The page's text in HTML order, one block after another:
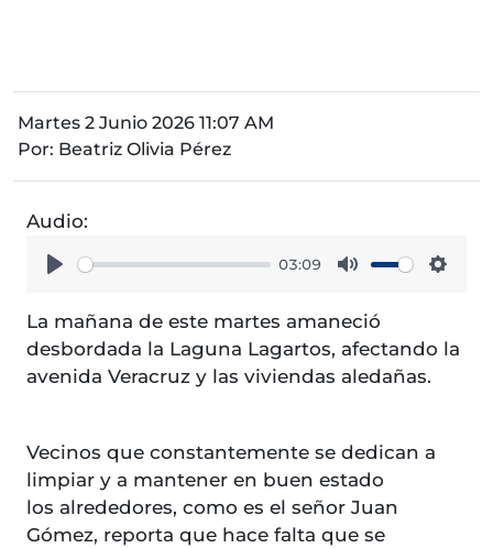
Martes 2 Junio 2026 11:07 AM
Por: Beatriz Olivia Pérez
Audio:
03:09
La mañana de este martes amaneció
desbordada la Laguna Lagartos, afectando la
avenida Veracruz y las viviendas aledañas.
Vecinos que constantemente se dedican a
limpiar y a mantener en buen estado
los alrededores, como es el señor Juan
Gómez, reporta que hace falta que se